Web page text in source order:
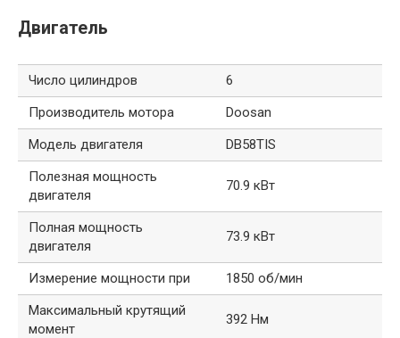
Двигатель
Число цилиндров
6
Производитель мотора
Doosan
Модель двигателя
DB58TIS
Полезная мощность
двигателя
70.9 кВт
Полная мощность
двигателя
73.9 кВт
Измерение мощности при
1850 об/мин
Максимальный крутящий
момент
392 Нм